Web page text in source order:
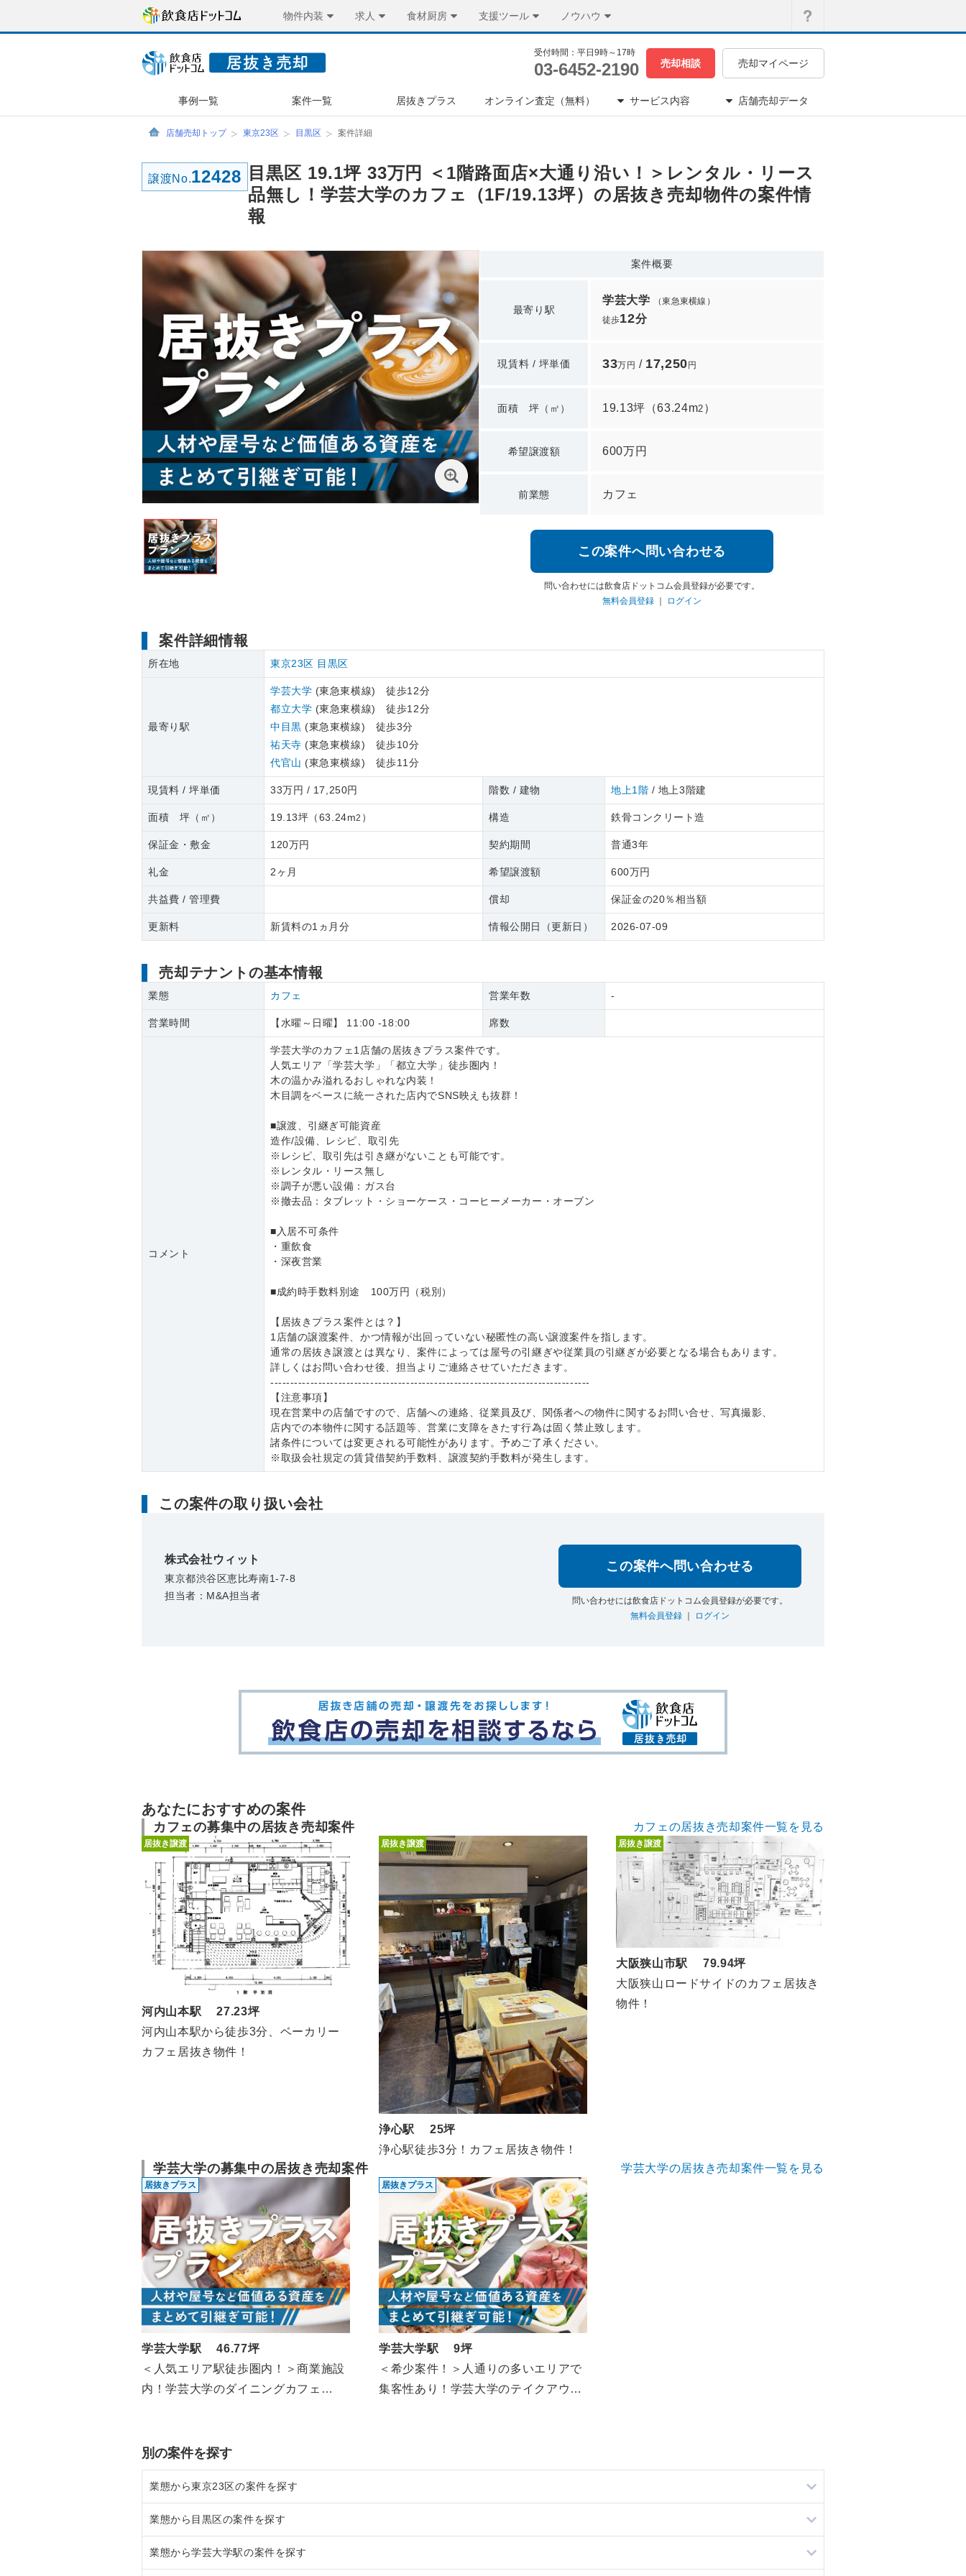
物件内装 求人 食材厨房 支援ツール ノウハウ
受付時間：平日9時～17時
03-6452-2190 売却相談 売却マイページ
事例一覧 案件一覧 居抜きプラス オンライン査定（無料） サービス内容 店舗売却データ
店舗売却トップ 東京23区 目黒区 案件詳細
譲渡No.12428 目黒区 19.1坪 33万円 ＜1階路面店×大通り沿い！＞レンタル・リース
品無し！学芸大学のカフェ（1F/19.13坪）の居抜き売却物件の案件情
報
案件概要
最寄り駅
学芸大学
（東急東横線）
徒歩12分
現賃料 / 坪単価 33万円 / 17,250 円
面積 坪（㎡） 19.13坪 （63.24m2 ）
希望譲渡額 600万円
前業態 カフェ
この案件へ問い合わせる
問い合わせには飲食店ドットコム会員登録が必要です。
無料会員登録
ログイン
案件詳細情報
所在地 東京23区 目黒区
最寄り駅
学芸大学 (東急東横線) 徒歩12分
都立大学 (東急東横線) 徒歩12分
中目黒 (東急東横線) 徒歩3分
祐天寺 (東急東横線) 徒歩10分
代官山 (東急東横線) 徒歩11分
現賃料 / 坪単価 33万円 / 17,250円 階数 / 建物 地上1階 / 地上3階建
面積 坪（㎡） 19.13坪 （63.24m2 ） 構造 鉄骨コンクリート造
保証金・敷金 120万円 契約期間 普通3年
礼金 2ヶ月 希望譲渡額 600万円
共益費 / 管理費 償却 保証金の20％相当額
更新料 新賃料の1ヵ月分 情報公開日（更新日） 2026-07-09
売却テナントの基本情報
業態 カフェ 営業年数 -
営業時間 【水曜～日曜】 11:00 -18:00 席数
コメント
学芸大学のカフェ1店舗の居抜きプラス案件です。
人気エリア「学芸大学」「都立大学」徒歩圏内！
木の温かみ溢れるおしゃれな内装！
木目調をベースに統一された店内でSNS映えも抜群！
■譲渡、引継ぎ可能資産
造作/設備、レシピ、取引先
※レシピ、取引先は引き継がないことも可能です。
※レンタル・リース無し
※調子が悪い設備：ガス台
※撤去品：タブレット・ショーケース・コーヒーメーカー・オーブン
■入居不可条件
・重飲食
・深夜営業
■成約時手数料別途 100万円（税別）
【居抜きプラス案件とは？】
1店舗の譲渡案件、かつ情報が出回っていない秘匿性の高い譲渡案件を指します。
通常の居抜き譲渡とは異なり、案件によっては屋号の引継ぎや従業員の引継ぎが必要となる場合もあります。
詳しくはお問い合わせ後、担当よりご連絡させていただきます。
--------------------------------------------------------------------------------
【注意事項】
現在営業中の店舗ですので、店舗への連絡、従業員及び、関係者への物件に関するお問い合せ、写真撮影、
店内での本物件に関する話題等、営業に支障をきたす行為は固く禁止致します。
諸条件については変更される可能性があります。予めご了承ください。
※取扱会社規定の賃貸借契約手数料、譲渡契約手数料が発生します。
この案件の取り扱い会社
株式会社ウィット
東京都渋谷区恵比寿南1-7-8
担当者：M&A担当者
この案件へ問い合わせる
問い合わせには飲食店ドットコム会員登録が必要です。
無料会員登録
ログイン
あなたにおすすめの案件
カフェの募集中の居抜き売却案件 カフェの居抜き売却案件一覧を見る
居抜き譲渡
河内山本駅 27.23坪
河内山本駅から徒歩3分、ベーカリー
カフェ居抜き物件！
居抜き譲渡
浄心駅 25坪
浄心駅徒歩3分！カフェ居抜き物件！
居抜き譲渡
大阪狭山市駅 79.94坪
大阪狭山ロードサイドのカフェ居抜き
物件！
学芸大学の募集中の居抜き売却案件 学芸大学の居抜き売却案件一覧を見る
居抜きプラス
学芸大学駅 46.77坪
＜人気エリア駅徒歩圏内！＞商業施設
内！学芸大学のダイニングカフェ
居抜きプラス
学芸大学駅 9坪
＜希少案件！＞人通りの多いエリアで
集客性あり！学芸大学のテイクアウト
別の案件を探す
業態から東京23区の案件を探す
東京23区のラーメンの居抜き売却物件の案件一覧
東京23区のフランス料理の居抜き売却物件の案件一覧
業態から目黒区の案件を探す
目黒区のラーメンの居抜き売却物件の案件一覧
業態から学芸大学駅の案件を探す